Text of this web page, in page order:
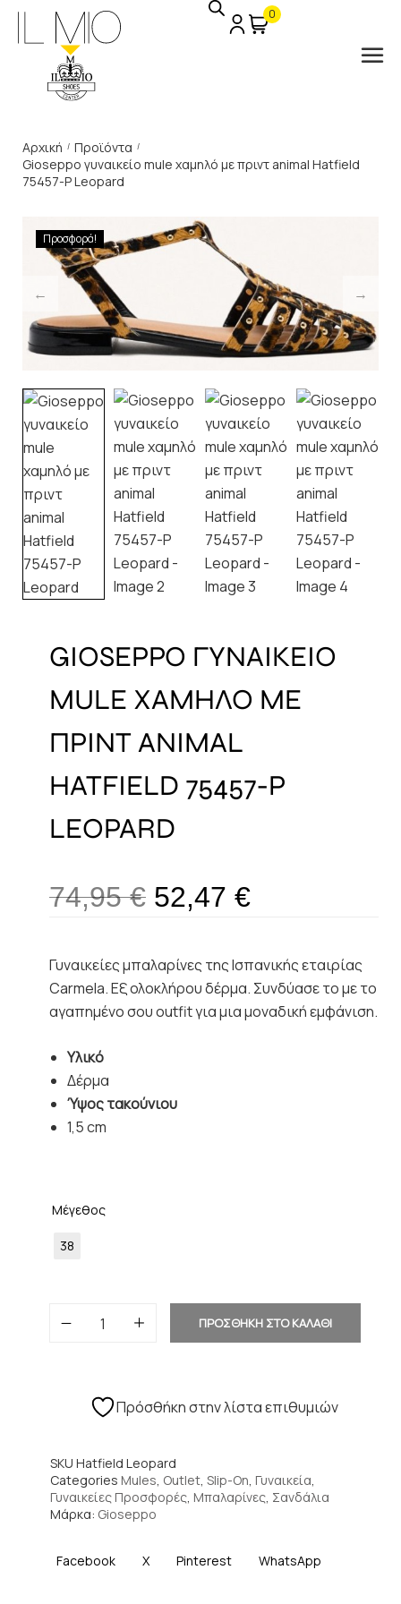
0
Αρχική / Προϊόντα /
Gioseppo γυναικείο mule χαμηλό με πριντ animal Hatfield
75457-P Leopard
Προσφορά!
GIOSEPPO ΓΥΝΑΙΚΕΙΟ
MULE ΧΑΜΗΛΟ ΜΕ
ΠΡΙΝΤ ANIMAL
HATFIELD 75457-P
LEOPARD
74,95€ 52,47 €
Γυναικείες μπαλαρίνες της Ισπανικής εταιρίας
Carmela. Εξ ολοκλήρου δέρμα. Συνδύασε το με το
αγαπημένο σου outfit για μια μοναδική εμφάνιση.
Υλικό
Δέρμα
Ύψος τακούνιου
1,5 cm
Μέγεθος
38
ΠΡΟΣΘΗΚΗ ΣΤΟ ΚΑΛΑΘΙ
Πρόσθήκη στην λίστα επιθυμιών
SKU Hatfield Leopard
Categories Mules Outlet Slip-On Γυναικεία
Γυναικείες Προσφορές Μπαλαρίνες Σανδάλια
Μάρκα: Gioseppo
Facebook X Pinterest WhatsApp